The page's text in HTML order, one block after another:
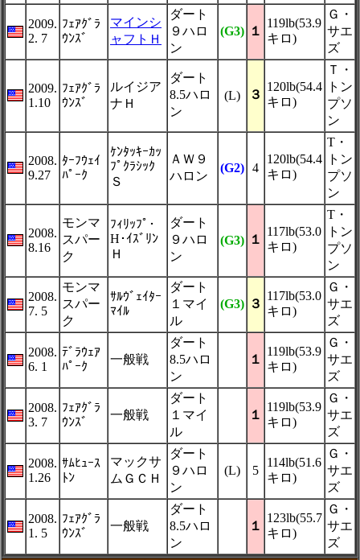
2009.
2. 7
ﾌｪｱｸﾞﾗ
ｳﾝｽﾞ
マインシ
ャフトＨ
ダート
９ハロ
ン
(G3) １
119lb(53.9
キロ)
Ｇ・
サエ
ズ
2009.
1.10
ﾌｪｱｸﾞﾗ
ｳﾝｽﾞ
ルイジア
ナＨ
ダート
8.5ハロ
ン
(L) ３
120lb(54.4
キロ)
Ｔ・
トン
プソ
ン
2008.
9.27
ﾀｰﾌｳｪｲ
ﾊﾟｰｸ
ｹﾝﾀｯｷｰｶｯ
ﾌﾟｸﾗｼｯｸ
Ｓ
ＡＷ９
ハロン
(G2) 4
120lb(54.4
キロ)
T・
トン
プソ
ン
2008.
8.16
モンマ
スパー
ク
ﾌｨﾘｯﾌﾟ･
H･ｲｽﾞﾘﾝ
Ｈ
ダート
９ハロ
ン
(G3) １
117lb(53.0
キロ)
T・
トン
プソ
ン
2008.
7. 5
モンマ
スパー
ク
ｻﾙｳﾞｪｲﾀｰ
ﾏｲﾙ
ダート
１マイ
ル
(G3) ３
117lb(53.0
キロ)
Ｇ・
サエ
ズ
2008.
6. 1
ﾃﾞﾗｳｪｱ
ﾊﾟｰｸ
一般戦
ダート
8.5ハロ
ン
１
119lb(53.9
キロ)
Ｇ・
サエ
ズ
2008.
3. 7
ﾌｪｱｸﾞﾗ
ｳﾝｽﾞ
一般戦
ダート
１マイ
ル
１
119lb(53.9
キロ)
Ｇ・
サエ
ズ
2008.
1.26
ｻﾑﾋｭｰｽ
ﾄﾝ
マックサ
ムＧＣＨ
ダート
９ハロ
ン
(L) 5
114lb(51.6
キロ)
Ｇ・
サエ
ズ
2008.
1. 5
ﾌｪｱｸﾞﾗ
ｳﾝｽﾞ
一般戦
ダート
8.5ハロ
ン
１
123lb(55.7
キロ)
Ｇ・
サエ
ズ